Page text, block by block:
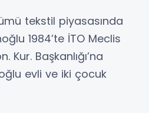
tekstil piyasasında
1984’te İTO Meclis
Kur. Başkanlığı’na
evli ve iki çocuk